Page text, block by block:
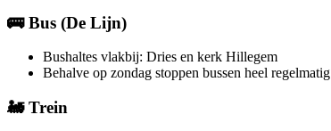
🚌 Bus (De Lijn)
Bushaltes vlakbij: Dries en kerk Hillegem
Behalve op zondag stoppen bussen heel regelmatig
🚂 Trein